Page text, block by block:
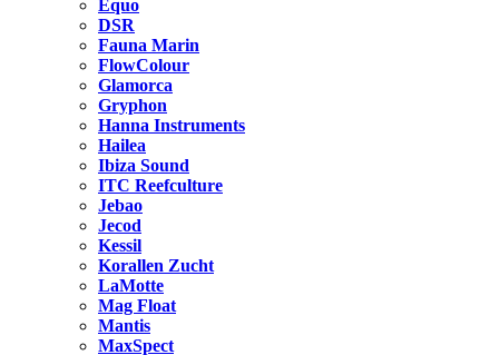
Equo
DSR
Fauna Marin
FlowColour
Glamorca
Gryphon
Hanna Instruments
Hailea
Ibiza Sound
ITC Reefculture
Jebao
Jecod
Kessil
Korallen Zucht
LaMotte
Mag Float
Mantis
MaxSpect